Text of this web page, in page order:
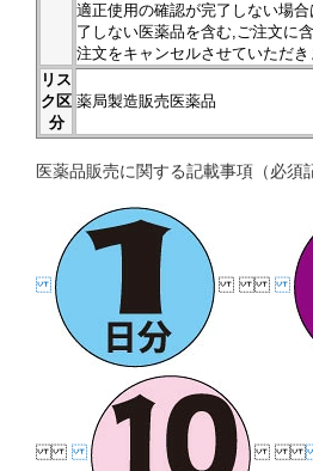
適正使用の確認が完了しない場
了しない医薬品を含む,ご注文に
注文をキャンセルさせていただき
リス
ク区
分
薬局製造販売医薬品
医薬品販売に関する記載事項（必須